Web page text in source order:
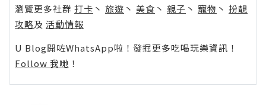
瀏覽更多社群 打卡 丶 旅遊 丶 美食 丶 親子 丶 寵物 丶 扮靚
攻略及 活動情報
U Blog開咗WhatsApp啦！發掘更多吃喝玩樂資訊！
Follow 我哋 ！